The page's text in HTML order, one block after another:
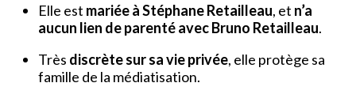
Elle est mariée à Stéphane Retailleau, et n’a
aucun lien de parenté avec Bruno Retailleau.
Très discrète sur sa vie privée, elle protège sa
famille de la médiatisation.